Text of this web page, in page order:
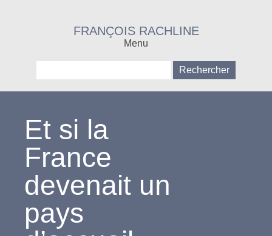
FRANÇOIS RACHLINE
Menu
Et si la
France
devenait un
pays